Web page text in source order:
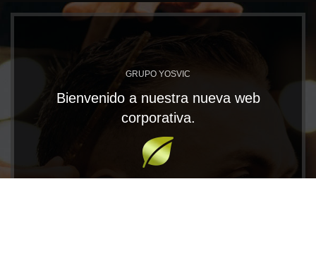
GRUPO YOSVIC
Bienvenido a nuestra nueva web
corporativa.